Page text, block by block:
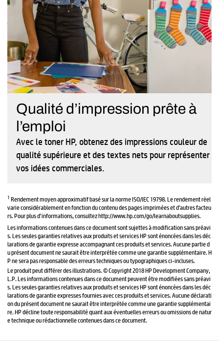
Qualité d’impression prête à
l’emploi
Avec le toner HP, obtenez des impressions couleur de
qualité supérieure et des textes nets pour représenter
vos idées commerciales.
1 Rendement moyen approximatif basé sur la norme ISO/IEC 19798. Le rendement réel
varie considérablement en fonction du contenu des pages imprimées et d'autres facteu
rs. Pour plus d’informations, consultez http://www.hp.com/go/learnaboutsupplies.
Les informations contenues dans ce document sont sujettes à modification sans préavi
s. Les seules garanties relatives aux produits et services HP sont énoncées dans les déc
larations de garantie expresse accompagnant ces produits et services. Aucune partie d
u présent document ne saurait être interprétée comme une garantie supplémentaire. H
P ne sera pas responsable des erreurs techniques ou typographiques ci-incluses.
Le produit peut différer des illustrations. © Copyright 2018 HP Development Company,
L.P. Les informations contenues dans ce document peuvent être modifiées sans préavi
s. Les seules garanties relatives aux produits et services HP sont énoncées dans les déc
larations de garantie expresses fournies avec ces produits et services. Aucune déclarati
on du présent document ne saurait être interprétée comme une garantie supplémentai
re. HP décline toute responsabilité quant aux éventuelles erreurs ou omissions de natur
e technique ou rédactionnelle contenues dans ce document.